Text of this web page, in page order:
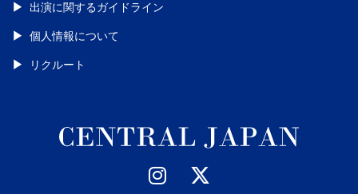
出演に関するガイドライン
個人情報について
リクルート